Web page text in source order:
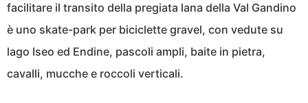
facilitare il transito della pregiata lana della Val Gandino
è uno skate-park per biciclette gravel, con vedute su
lago Iseo ed Endine, pascoli ampli, baite in pietra,
cavalli, mucche e roccoli verticali.